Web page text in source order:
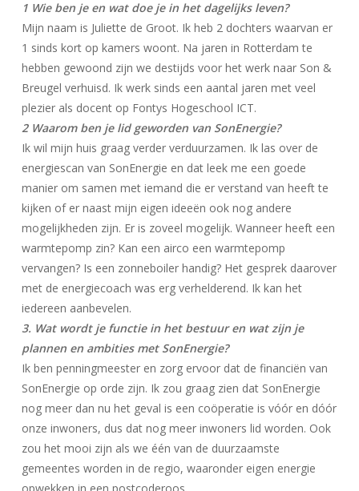
1 Wie ben je en wat doe je in het dagelijks leven?
Mijn naam is Juliette de Groot. Ik heb 2 dochters waarvan er
1 sinds kort op kamers woont. Na jaren in Rotterdam te
hebben gewoond zijn we destijds voor het werk naar Son &
Breugel verhuisd. Ik werk sinds een aantal jaren met veel
plezier als docent op Fontys Hogeschool ICT.
2 Waarom ben je lid geworden van SonEnergie?
Ik wil mijn huis graag verder verduurzamen. Ik las over de
energiescan van SonEnergie en dat leek me een goede
manier om samen met iemand die er verstand van heeft te
kijken of er naast mijn eigen ideeën ook nog andere
mogelijkheden zijn. Er is zoveel mogelijk. Wanneer heeft een
warmtepomp zin? Kan een airco een warmtepomp
vervangen? Is een zonneboiler handig? Het gesprek daarover
met de energiecoach was erg verhelderend. Ik kan het
iedereen aanbevelen.
3. Wat wordt je functie in het bestuur en wat zijn je
plannen en ambities met SonEnergie?
Ik ben penningmeester en zorg ervoor dat de financiën van
SonEnergie op orde zijn. Ik zou graag zien dat SonEnergie
nog meer dan nu het geval is een coöperatie is vóór en dóór
onze inwoners, dus dat nog meer inwoners lid worden. Ook
zou het mooi zijn als we één van de duurzaamste
gemeentes worden in de regio, waaronder eigen energie